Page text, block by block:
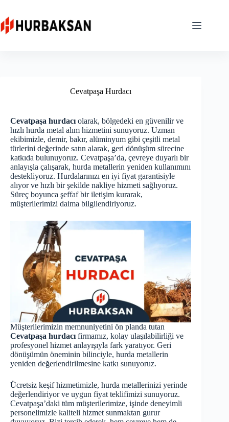
content
Cevatpaşa Hurdacı
Cevatpaşa hurdacı olarak, bölgedeki en güvenilir ve
hızlı hurda metal alım hizmetini sunuyoruz. Uzman
ekibimizle, demir, bakır, alüminyum gibi çeşitli metal
türlerini değerinde satın alarak, geri dönüşüm sürecine
katkıda bulunuyoruz. Cevatpaşa’da, çevreye duyarlı bir
anlayışla çalışarak, hurda metallerin yeniden kullanımını
destekliyoruz. Hurdalarınızı en iyi fiyat garantisiyle
alıyor ve hızlı bir şekilde nakliye hizmeti sağlıyoruz.
Süreç boyunca şeffaf bir iletişim kurarak,
müşterilerimizi daima bilgilendiriyoruz.
Müşterilerimizin memnuniyetini ön planda tutan
Cevatpaşa hurdacı firmamız, kolay ulaşılabilirliği ve
profesyonel hizmet anlayışıyla fark yaratıyor. Geri
dönüşümün öneminin bilinciyle, hurda metallerin
yeniden değerlendirilmesine katkı sunuyoruz.
Ücretsiz keşif hizmetimizle, hurda metallerinizi yerinde
değerlendiriyor ve uygun fiyat teklifimizi sunuyoruz.
Cevatpaşa’daki tüm müşterilerimize, işinde deneyimli
personelimizle kaliteli hizmet sunmaktan gurur